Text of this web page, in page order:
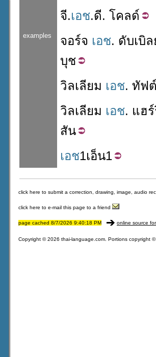
examples
จี.เอช.ดี. โคลด์
จอร์จ เอช. ดับเบิ
บุช
วิลเลียม เอช. ทัฟ
วิลเลียม เอช. แฮ
สัน
เอช1เอ็น1
click here to submit a correction, drawing, image, audio
click here to e-mail this page to a friend
page cached 8/7/2026 9:40:18 PM online source
Copyright © 2026 thai-language.com. Portions copyright